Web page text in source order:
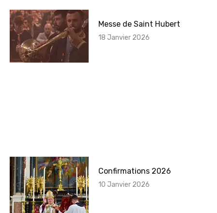
Messe de Saint Hubert
18 Janvier 2026
Confirmations 2026
10 Janvier 2026